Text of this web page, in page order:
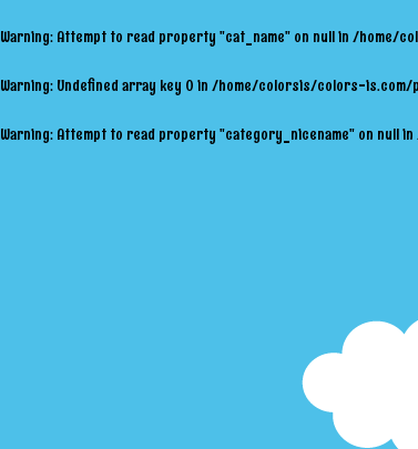
Warning: Attempt to read property "cat_name" on null in /home/
Warning: Undefined array key 0 in /home/colorsis/colors-is.com/
Warning: Attempt to read property "category_nicename" on null in